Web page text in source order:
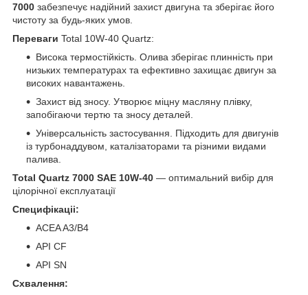
7000 забезпечує надійний захист двигуна та зберігає його
чистоту за будь-яких умов.
Переваги Total 10W-40 Quartz:
Висока термостійкість. Олива зберігає плинність при
низьких температурах та ефективно захищає двигун за
високих навантажень.
Захист від зносу. Утворює міцну масляну плівку,
запобігаючи тертю та зносу деталей.
Універсальність застосування. Підходить для двигунів
із турбонаддувом, каталізаторами та різними видами
палива.
Total Quartz 7000 SAE 10W-40 — оптимальний вибір для
цілорічної експлуатації
Специфікаціі:
ACEA A3/B4
API CF
API SN
Схвалення: